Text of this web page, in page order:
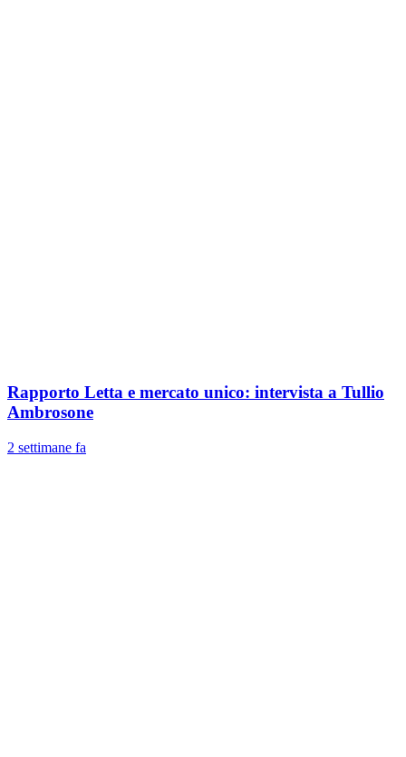
Rapporto Letta e mercato unico: intervista a Tullio
Ambrosone
2 settimane fa